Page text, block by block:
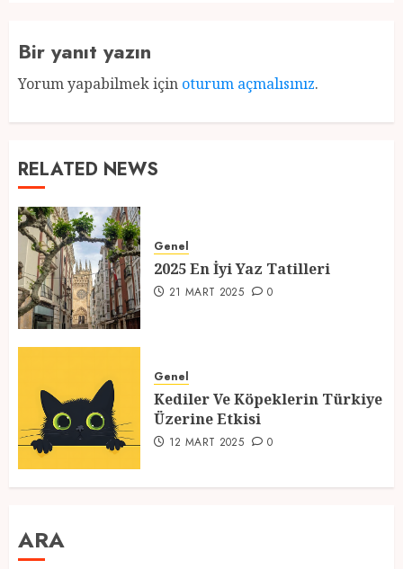
Bir yanıt yazın
Yorum yapabilmek için oturum açmalısınız.
RELATED NEWS
Genel
2025 En İyi Yaz Tatilleri
21 MART 2025 0
Genel
Kediler Ve Köpeklerin Türkiye
Üzerine Etkisi
12 MART 2025 0
ARA